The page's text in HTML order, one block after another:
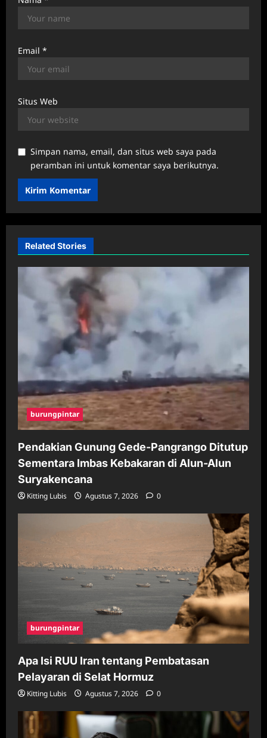
Email *
Situs Web
Simpan nama, email, dan situs web saya pada
peramban ini untuk komentar saya berikutnya.
Related Stories
burungpintar
Pendakian Gunung Gede-Pangrango Ditutup
Sementara Imbas Kebakaran di Alun-Alun
Suryakencana
Kitting Lubis Agustus 7, 2026 0
burungpintar
Apa Isi RUU Iran tentang Pembatasan
Pelayaran di Selat Hormuz
Kitting Lubis Agustus 7, 2026 0